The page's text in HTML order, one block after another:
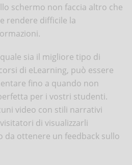
schermo non faccia altro che
rendere difficile la
sia il migliore tipo di
di eLearning, può essere
fino a quando non
per i vostri studenti.
video con stili narrativi
di visualizzarli
da ottenere un feedback sullo